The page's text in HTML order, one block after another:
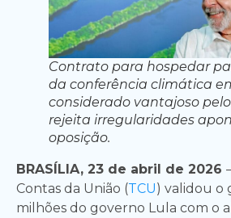
Contrato para hospedar
da conferência climática
considerado vantajoso
rejeita irregularidades
oposição.
BRASÍLIA, 23 de abril de 2026
Contas da União (TCU) validou o
milhões do governo Lula com o